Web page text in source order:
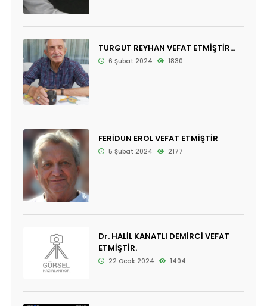
TURGUT REYHAN VEFAT ETMİŞTİR...
6 Şubat 2024 1830
FERİDUN EROL VEFAT ETMİŞTİR
5 Şubat 2024 2177
Dr. HALİL KANATLI DEMİRCİ VEFAT
ETMİŞTİR.
22 Ocak 2024 1404